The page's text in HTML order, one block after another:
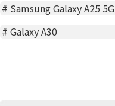
# Samsung Galaxy A25 5G
#Galaxy A30